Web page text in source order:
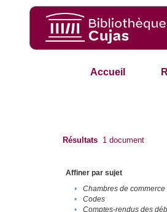
Accueil
Résultats 1 document
Affiner par sujet
•
Chambres de commerce
•
Codes
•
Comptes-rendus des